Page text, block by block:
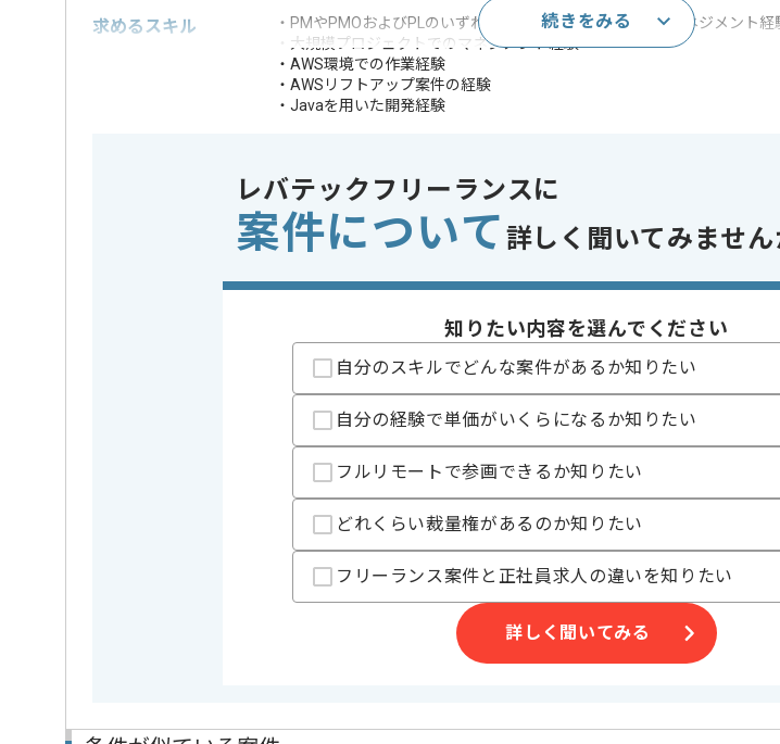
求めるスキル
・PMやPMOおよびPLのいずれかの立場でのプロジェクトマネジメント経
・大規模プロジェクトでのマネジメント経験
・AWS環境での作業経験
・AWSリフトアップ案件の経験
・Javaを用いた開発経験
この案件で扱う技術 クラウド AWS
この案件のポイント 業務内容
システム開発
特徴
20代活躍中 , 30代活躍中
レバテックでの実績がある企業の案件でございます。
PM、PMOの経験を活かすことができます。
複数案件を保有している企業ですので、
ご経験と実績に応じて別案件のご提案も差し上げる場合がございます。
新しいアイディアや技術を積極的に導入し、
経験豊富なメンバーと成長が出来る環境でございます。
スキルアップされたい方、長期的に参画されたい方にオススメの案件です。
続きをみる
レバテックフリーランスに
案件について 詳しく聞いてみません
知りたい内容を選んでください
自分のスキルでどんな案件があるか知りたい
自分の経験で単価がいくらになるか知りたい
フルリモートで参画できるか知りたい
どれくらい裁量権があるのか知りたい
フリーランス案件と正社員求人の違いを知りたい
詳しく聞いてみる